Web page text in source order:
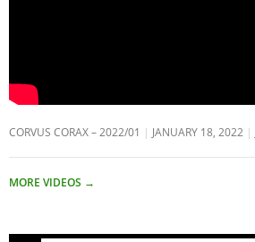
CORVUS CORAX – 2022/01 JANUARY 18, 2022
MORE VIDEOS →